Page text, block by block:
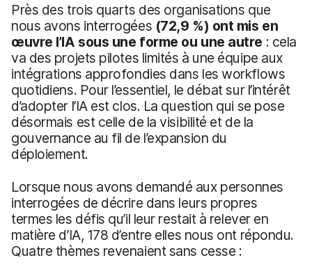
Près des trois quarts des organisations que
nous avons interrogées (72,9 %) ont mis en
œuvre l’IA sous une forme ou une autre : cela
va des projets pilotes limités à une équipe aux
intégrations approfondies dans les workflows
quotidiens. Pour l’essentiel, le débat sur l’intérêt
d’adopter l’IA est clos. La question qui se pose
désormais est celle de la visibilité et de la
gouvernance au fil de l’expansion du
déploiement.
Lorsque nous avons demandé aux personnes
interrogées de décrire dans leurs propres
termes les défis qu’il leur restait à relever en
matière d’IA, 178 d’entre elles nous ont répondu.
Quatre thèmes revenaient sans cesse :